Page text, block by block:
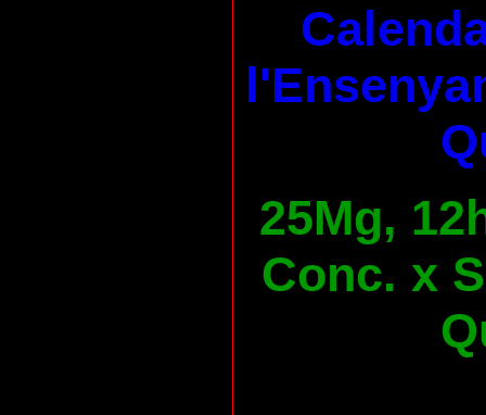
25Mg,
Conc. x